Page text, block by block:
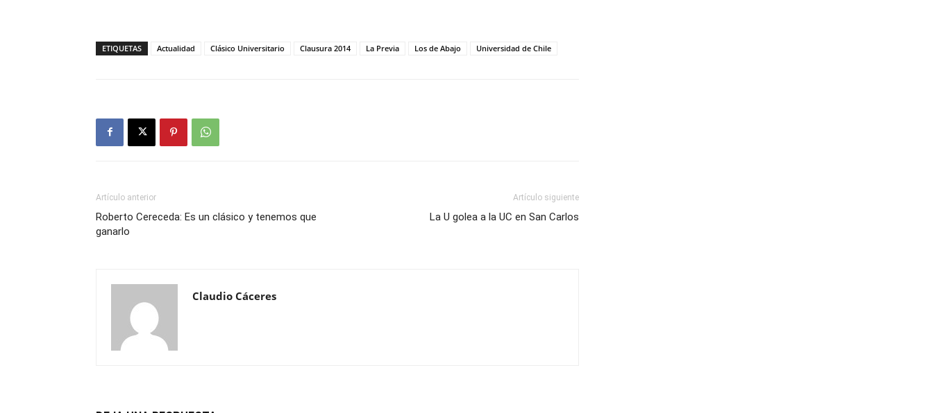
ETIQUETAS Actualidad Clásico Universitario Clausura 2014 La Previa Los de Abajo Universidad de Chile
Artículo anterior
Roberto Cereceda: Es un clásico y tenemos que
ganarlo
Artículo siguiente
La U golea a la UC en San Carlos
Claudio Cáceres